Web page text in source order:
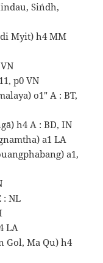
Sińdh,
Myit) h4 MM
p0 VN
o1″ A : BT,
h4 A : BD, IN
a1 LA
a1,
: NL
LA
Gol, Ma Qu) h4